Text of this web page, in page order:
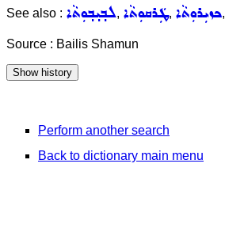
See also : ܠܒ݂ܝ݂ܒ݂ܘܼܬܵܐ, ܛܲܪܩܘܼܬܵܐ, ܟܙܝܼܪܘܼܬܵܐ,
Source : Bailis Shamun
Perform another search
Back to dictionary main menu